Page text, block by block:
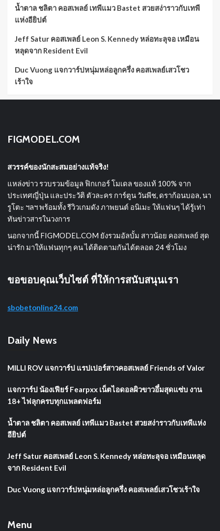
น้ำตาล ชลิตา คอสเพลย์ เทพีแมว Bastet สวยสง่าราวกับเทพี
แห่งอียิปต์
Jeff Satur คอสเพลย์ Leon S. Kennedy หล่อทะลุจอ เหมือน
หลุดจาก Resident Evil
Duc Vuong แจกวาร์ปหนุ่มหล่อลูกครึ่ง คอสเพลย์เสวโชว
เร้าใจ
FIGMODEL.COM
สวรรค์ของนักสะสมอย่างแท้จริง!
แหล่งข่าว รวบรวมข้อมูล ฟิกเกอร์ โมเดล ของแท้ 100% จาก
ประเทศญี่ปุ่น และประวัติ ตัวละคร การ์ตูน วันพีช, ดราก้อนบอล, นา
รูโตะ ฯลฯ พร้อมทั้ง รีวิวเกมดัง ภาพยนต์ อนิเมะ ให้แฟนๆ ได้รู้เท่า
ทันข่าวสารในวงการ
นอกจากนี้ FIGMODEL.COM ยังรวมอัลบั้ม สาวน้อย คอสเพลย์ สุด
น่ารัก มาให้แฟนทุกๆ คน ได้ติดตามกันได้ตลอด 24 ชั่วโมง
ขอขอบคุณเว็บไซต์ ที่ให้การสนับสนุนเรา
sbobetonline24.com
Daily News
MILLI ROV แจกวาร์ป แรปเปอร์สาวคอสเพลย์ Friends of Valor
แจกวาร์ป น้องเฟียร์ Fearpxx เน็ตไอดอลผิวขาวอึ๋มสุดแซ่บ งาน
18+ ไฟลุกครบทุกแพลตฟอร์ม
น้ำตาล ชลิตา คอสเพลย์ เทพีแมว Bastet สวยสง่าราวกับเทพีแห่ง
อียิปต์
Jeff Satur คอสเพลย์ Leon S. Kennedy หล่อทะลุจอ เหมือนหลุด
จาก Resident Evil
Duc Vuong แจกวาร์ปหนุ่มหล่อลูกครึ่ง คอสเพลย์เสวโชวเร้าใจ
Menu